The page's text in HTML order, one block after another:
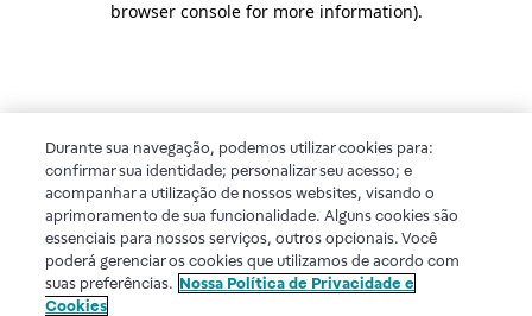
browser console for more information).
Durante sua navegação, podemos utilizar cookies para:
confirmar sua identidade; personalizar seu acesso; e
acompanhar a utilização de nossos websites, visando o
aprimoramento de sua funcionalidade. Alguns cookies são
essenciais para nossos serviços, outros opcionais. Você
poderá gerenciar os cookies que utilizamos de acordo com
suas preferências. Nossa Política de Privacidade e
Cookies